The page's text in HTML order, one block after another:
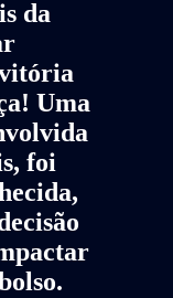
da
Uma
foi